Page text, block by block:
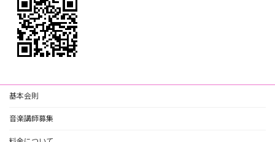
基本会則
音楽講師募集